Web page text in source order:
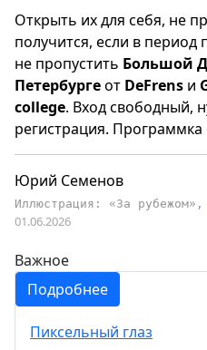
Открыть их для себя, не
получится, если в период
не пропустить Большой
Петербургеот DeFrens и
college. Вход свободный,
регистрация. Программка
Юрий Семенов
Иллюстрация: «За рубежом»,
01.06.2026
Важное
Подробнее
Пиксельный глаз